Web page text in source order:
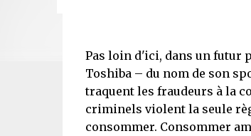
Pas loin d'ici, dans un futur
Toshiba – du nom de son
traquent les fraudeurs à la
criminels violent la seule
consommer. Consommer